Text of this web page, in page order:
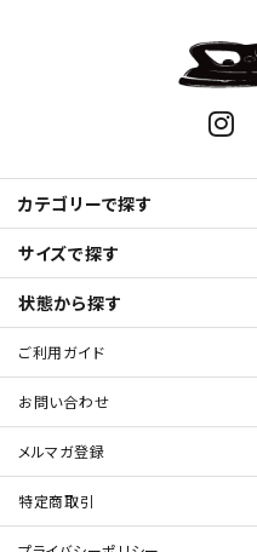
カテゴリーで探す
サイズで探す
状態から探す
ご利用ガイド
お問い合わせ
メルマガ登録
特定商取引